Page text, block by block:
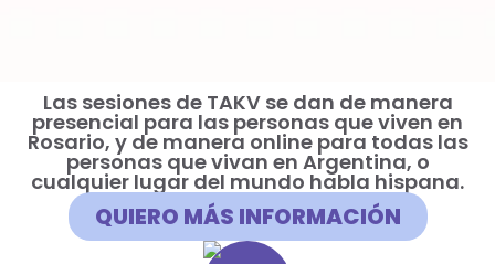
Las sesiones de TAKV se dan de manera
presencial para las personas que viven en
Rosario, y de manera online para todas las
personas que vivan en Argentina, o
cualquier lugar del mundo habla hispana.
QUIERO MÁS INFORMACIÓN